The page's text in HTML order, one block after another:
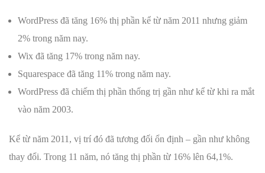
WordPress đã tăng 16% thị phần kể từ năm 2011 nhưng giảm
2% trong năm nay.
Wix đã tăng 17% trong năm nay.
Squarespace đã tăng 11% trong năm nay.
WordPress đã chiếm thị phần thống trị gần như kể từ khi ra mắt
vào năm 2003.
Kể từ năm 2011, vị trí đó đã tương đối ổn định – gần như không
thay đổi. Trong 11 năm, nó tăng thị phần từ 16% lên 64,1%.